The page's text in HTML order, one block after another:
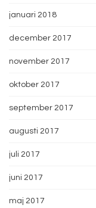
januari 2018
december 2017
november 2017
oktober 2017
september 2017
augusti 2017
juli 2017
juni 2017
maj 2017